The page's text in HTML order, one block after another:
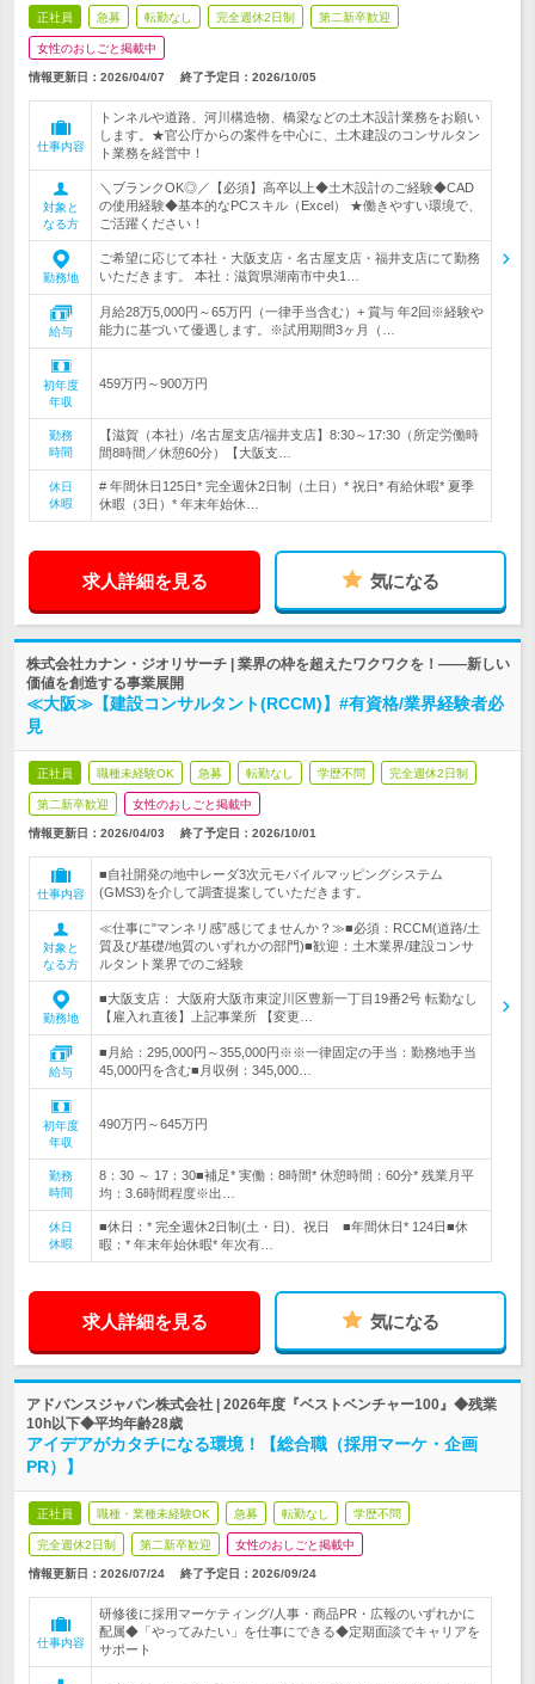
正社員 急募 転勤なし 完全週休2日制 第二新卒歓迎
女性のおしごと掲載中
情報更新日：2026/04/07 終了予定日： 2026/10/05
仕事内容
トンネルや道路、河川構造物、橋梁などの土木設計業務をお願い
します。★官公庁からの案件を中心に、土木建設のコンサルタン
ト業務を経営中！
対象と
なる方
＼ブランクOK◎／【必須】高卒以上◆土木設計のご経験◆CAD
の使用経験◆基本的なPCスキル（Excel） ★働きやすい環境で、
ご活躍ください！
勤務地
ご希望に応じて本社・大阪支店・名古屋支店・福井支店にて勤務
いただきます。 本社：滋賀県湖南市中央1…
給与
月給28万5,000円～65万円（一律手当含む）+ 賞与 年2回※経験や
能力に基づいて優遇します。※試用期間3ヶ月（…
初年度
年収
459万円～900万円
勤務
時間
【滋賀（本社）/名古屋支店/福井支店】8:30～17:30（所定労働時
間8時間／休憩60分）【大阪支…
休日
休暇
# 年間休日125日* 完全週休2日制（土日）* 祝日* 有給休暇* 夏季
休暇（3日）* 年末年始休…
求人詳細を見る 気になる
株式会社カナン・ジオリサーチ | 業界の枠を超えたワクワクを！――新しい
価値を創造する事業展開
≪大阪≫【建設コンサルタント(RCCM)】#有資格/業界経験者必
見
正社員 職種未経験OK 急募 転勤なし 学歴不問 完全週休2日制
第二新卒歓迎 女性のおしごと掲載中
情報更新日：2026/04/03 終了予定日： 2026/10/01
仕事内容
■自社開発の地中レーダ3次元モバイルマッピングシステム
(GMS3)を介して調査提案していただきます。
対象と
なる方
≪仕事に"マンネリ感”感じてませんか？≫■必須：RCCM(道路/土
質及び基礎/地質のいずれかの部門)■歓迎：土木業界/建設コンサ
ルタント業界でのご経験
勤務地
■大阪支店： 大阪府大阪市東淀川区豊新一丁目19番2号 転勤なし
【雇入れ直後】上記事業所 【変更…
給与
■月給：295,000円～355,000円※※一律固定の手当：勤務地手当
45,000円を含む■月収例：345,000…
初年度
年収
490万円～645万円
勤務
時間
8：30 ～ 17：30■補足* 実働：8時間* 休憩時間：60分* 残業月平
均：3.6時間程度※出…
休日
休暇
■休日：* 完全週休2日制(土・日)、祝日 ■年間休日* 124日■休
暇：* 年末年始休暇* 年次有…
求人詳細を見る 気になる
アドバンスジャパン株式会社 | 2026年度『ベストベンチャー100』◆残業
10h以下◆平均年齢28歳
アイデアがカタチになる環境！【総合職（採用マーケ・企画
PR）】
正社員 職種・業種未経験OK 急募 転勤なし 学歴不問
完全週休2日制 第二新卒歓迎 女性のおしごと掲載中
情報更新日：2026/07/24 終了予定日： 2026/09/24
仕事内容
研修後に採用マーケティング/人事・商品PR・広報のいずれかに
配属◆「やってみたい」を仕事にできる◆定期面談でキャリアを
サポート